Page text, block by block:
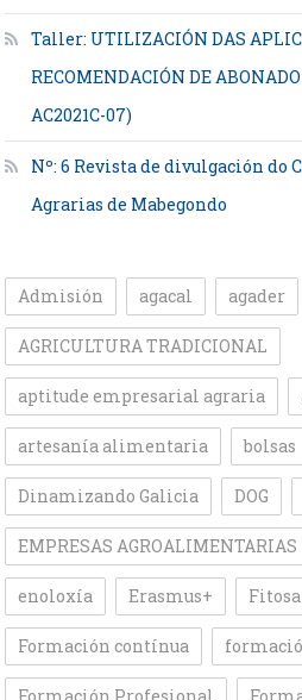
Taller: UTILIZACIÓN DAS
RECOMENDACIÓN DE
AC2021C-07)
Nº: 6 Revista de divulgación do
Agrarias de Mabegondo
Admisión agacal agader
AGRICULTURA TRADICIONAL
aptitude empresarial agraria
artesanía alimentaria bolsas
Dinamizando Galicia DOG
EMPRESAS AGROALIMENTARIAS
enoloxía Erasmus+
Formación contínua